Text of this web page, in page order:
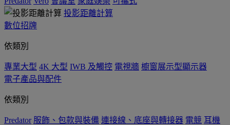
投影距離計算
數位招牌
依類別
專業大型 4K 大型 IWB 及觸控 電視牆 櫥窗展示型顯示器
電子產品與配件
依類別
Predator 服飾、包款與裝備 連接線、底座與轉接器 電競 耳機